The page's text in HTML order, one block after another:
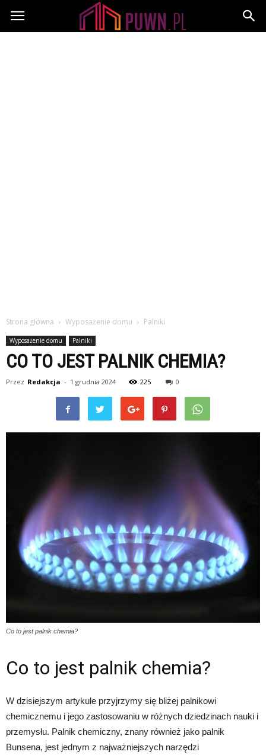
PUWN.pl
Strona główna Wyposażenie domu Palniki
Wyposażenie domu Palniki
CO TO JEST PALNIK CHEMIA?
Przez Redakcja - 1 grudnia 2024 225 0
Co to jest palnik chemia?
Co to jest palnik chemia?
W dzisiejszym artykule przyjrzymy się bliżej palnikowi
chemicznemu i jego zastosowaniu w różnych dziedzinach nauki i
przemysłu. Palnik chemiczny, znany również jako palnik
Bunsena, jest jednym z najważniejszych narzędzi